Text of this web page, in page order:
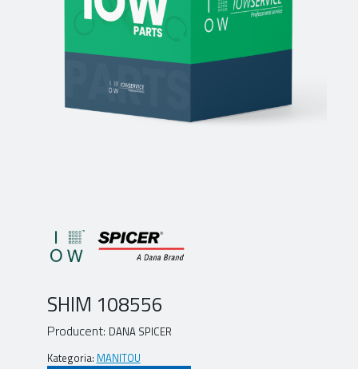
SHIM 108556
Producent: DANA SPICER
Kategoria: MANITOU